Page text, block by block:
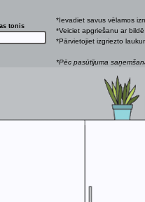
tonis
*Ievadiet savus vēlamos
*Veiciet apgriešanu ar
*Pārvietojiet izgriezto
*Pēc pasūtījuma